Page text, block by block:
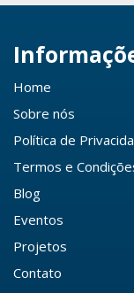
Home
Sobre nós
Política de
Termos e
Blog
Eventos
Projetos
Contato